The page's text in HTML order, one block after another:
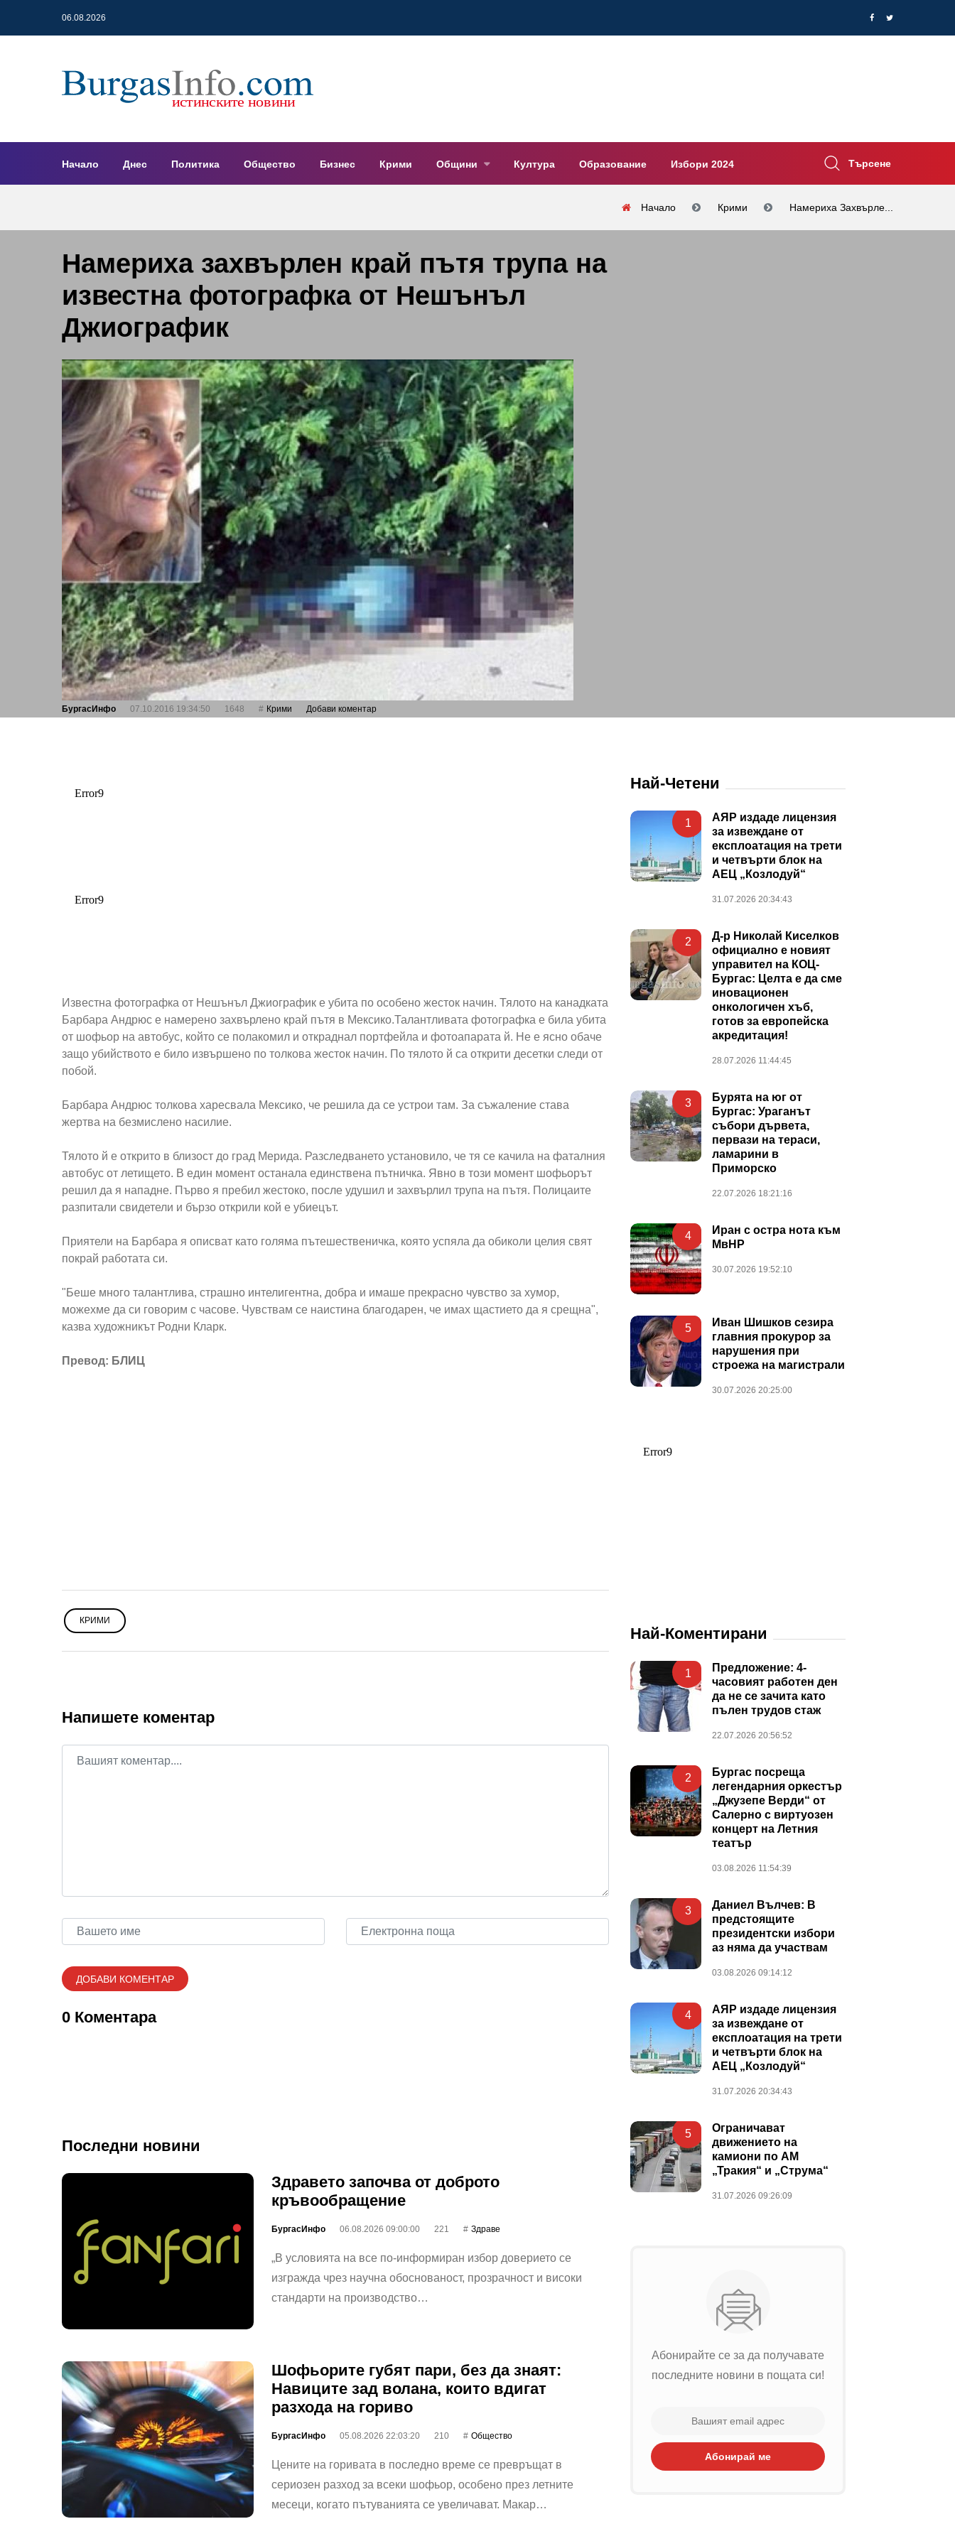
06.08.2026
Начало Днес Политика Общество Бизнес Крими Общини Култура Образование Избори 2024 Търсене
Начало Крими Намериха Захвърле...
Намериха захвърлен край пътя трупа на
известна фотографка от Нешънъл
Джиографик
БургасИнфо 07.10.2016 19:34:50 1648 Крими Добави коментар
Известна фотографка от Нешънъл Джиографик е убита по особено жесток начин. Тялото на канадката
Барбара Андрюс е намерено захвърлено край пътя в Мексико.Талантливата фотографка е била убита
от шофьор на автобус, който се полакомил и откраднал портфейла и фотоапарата й. Не е ясно обаче
защо убийството е било извършено по толкова жесток начин. По тялото й са открити десетки следи от
побой.
Барбара Андрюс толкова харесвала Мексико, че решила да се устрои там. За съжаление става
жертва на безмислено насилие.
Тялото й е открито в близост до град Мерида. Разследването установило, че тя се качила на фаталния
автобус от летището. В един момент останала единствена пътничка. Явно в този момент шофьорът
решил да я нападне. Първо я пребил жестоко, после удушил и захвърлил трупа на пътя. Полицаите
разпитали свидетели и бързо открили кой е убиецът.
Приятели на Барбара я описват като голяма пътешественичка, която успяла да обиколи целия свят
покрай работата си.
"Беше много талантлива, страшно интелигентна, добра и имаше прекрасно чувство за хумор,
можехме да си говорим с часове. Чувствам се наистина благодарен, че имах щастието да я срещна",
казва художникът Родни Кларк.
Превод: БЛИЦ
КРИМИ
Напишете коментар
0 Коментара
Последни новини
Здравето започва от доброто
кръвообращение
БургасИнфо 06.08.2026 09:00:00 221 Здраве
„В условията на все по-информиран избор доверието се
изгражда чрез научна обоснованост, прозрачност и високи
стандарти на производство…
Шофьорите губят пари, без да знаят:
Навиците зад волана, които вдигат
разхода на гориво
БургасИнфо 05.08.2026 22:03:20 210 Общество
Цените на горивата в последно време се превръщат в
сериозен разход за всеки шофьор, особено през летните
месеци, когато пътуванията се увеличават. Макар…
Най-Четени
1
АЯР издаде лицензия
за извеждане от
експлоатация на трети
и четвърти блок на
АЕЦ „Козлодуй“
31.07.2026 20:34:43
2
Д-р Николай Киселков
официално е новият
управител на КОЦ-
Бургас: Целта е да сме
иновационен
онкологичен хъб,
готов за европейска
акредитация!
28.07.2026 11:44:45
3
Бурята на юг от
Бургас: Ураганът
събори дървета,
первази на тераси,
ламарини в
Приморско
22.07.2026 18:21:16
4
Иран с остра нота към
МвНР
30.07.2026 19:52:10
5
Иван Шишков сезира
главния прокурор за
нарушения при
строежа на магистрали
30.07.2026 20:25:00
Най-Коментирани
1
Предложение: 4-
часовият работен ден
да не се зачита като
пълен трудов стаж
22.07.2026 20:56:52
2
Бургас посреща
легендарния оркестър
„Джузепе Верди“ от
Салерно с виртуозен
концерт на Летния
театър
03.08.2026 11:54:39
3
Даниел Вълчев: В
предстоящите
президентски избори
аз няма да участвам
03.08.2026 09:14:12
4
АЯР издаде лицензия
за извеждане от
експлоатация на трети
и четвърти блок на
АЕЦ „Козлодуй“
31.07.2026 20:34:43
5
Ограничават
движението на
камиони по АМ
„Тракия“ и „Струма“
31.07.2026 09:26:09
Абонирайте се за да получавате
последните новини в пощата си!
Абонирай ме